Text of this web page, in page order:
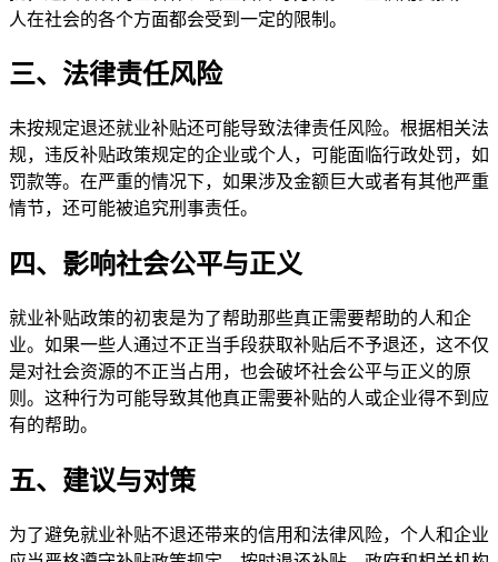
人在社会的各个方面都会受到一定的限制。
三、法律责任风险
未按规定退还就业补贴还可能导致法律责任风险。根据相关法
规，违反补贴政策规定的企业或个人，可能面临行政处罚，如
罚款等。在严重的情况下，如果涉及金额巨大或者有其他严重
情节，还可能被追究刑事责任。
四、影响社会公平与正义
就业补贴政策的初衷是为了帮助那些真正需要帮助的人和企
业。如果一些人通过不正当手段获取补贴后不予退还，这不仅
是对社会资源的不正当占用，也会破坏社会公平与正义的原
则。这种行为可能导致其他真正需要补贴的人或企业得不到应
有的帮助。
五、建议与对策
为了避免就业补贴不退还带来的信用和法律风险，个人和企业